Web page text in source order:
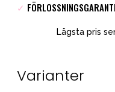
✓ FÖRLOSSNINGSGARANTI
Lägsta pris
Varianter